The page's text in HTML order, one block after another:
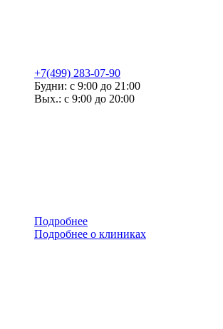
+7(499) 283-07-90
Будни: с 9:00 до 21:00
Вых.: с 9:00 до 20:00
Подробнее
Подробнее о клиниках